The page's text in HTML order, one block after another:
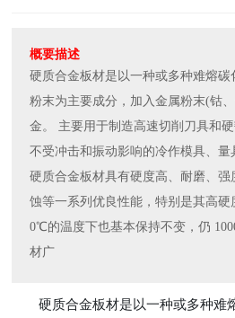
硬质合金板材是以一种或多种难熔
粉末为主要成分，加入金属粉末(钴
金。 主要用于制造高速切削刀具和
不受冲击和振动影响的冷作模具
硬质合金板材具有硬度高、耐磨、
蚀等一系列优良性能，特别是其高硬
0℃的温度下也基本保持不变，仍
材广
硬质合金板材是以一种或多种难